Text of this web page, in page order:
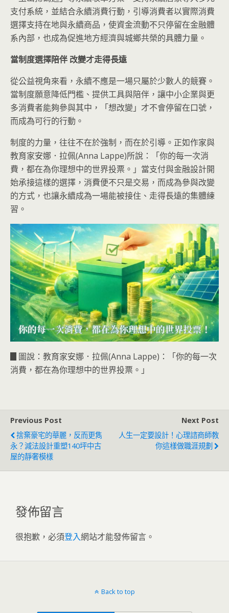
支付系統，並結合永續消費行動，引導消費者以實際消費
選擇支持在地與永續商品，使資金流動不只停留在金融體
系內部，也成為促進地方經濟與城鄉共榮的具體力量。
當制度選擇陪伴 改變才走得長遠
從公益視角來看，永續不應是一場只屬於少數人的競賽。
當制度願意降低門檻、提供工具與陪伴，讓中小企業與更
多消費者能夠參與其中，「想改變」才不會停留在口號，
而成為可行的行動。
制度的力量，往往不在於強制，而在於引導。正如作家與
教育家安娜．拉佩(Anna Lappe)所說：「你的每一次消
費，都在為你理想中的世界投票。」當支付與金融設計開
始承接這樣的選擇，消費便不只是交易，而成為參與改變
的方式，也讓永續成為一場能被接住、走得長遠的集體練
習。
▊圖說：教育家安娜．拉佩(Anna Lappe)：「你的每一次
消費，都在為你理想中的世界投票。」
Previous Post
捨棄豪宅的華麗，反而更雋
永？減法設計重塑140坪中古
屋的靜奢模樣
Next Post
人生一定要設計！心理諮商師教
你這樣做職涯規劃
發佈留言
很抱歉，必須登入網站才能發佈留言。
Back to top